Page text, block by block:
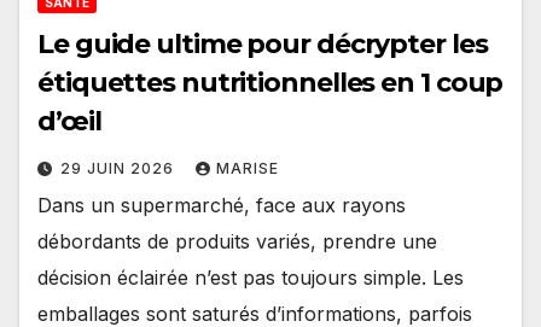
Le guide ultime pour décrypter les
étiquettes nutritionnelles en 1 coup
d’œil
29 JUIN 2026 MARISE
Dans un supermarché, face aux rayons
débordants de produits variés, prendre une
décision éclairée n’est pas toujours simple. Les
emballages sont saturés d’informations, parfois